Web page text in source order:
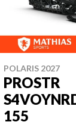
POLARIS 2027
PROSTR
155